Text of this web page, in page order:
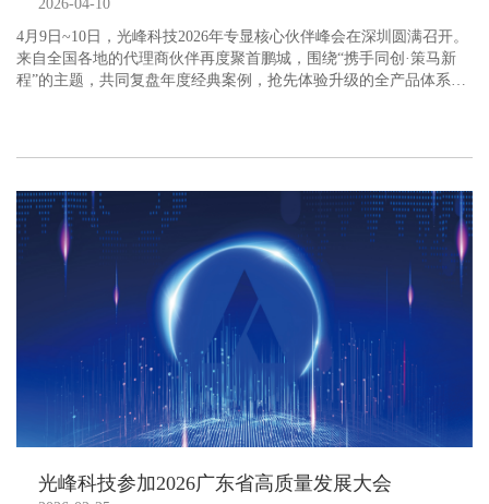
2026-04-10
4月9日~10日，光峰科技2026年专显核心伙伴峰会在深圳圆满召开。
来自全国各地的代理商伙伴再度聚首鹏城，围绕“携手同创·策马新
程”的主题，共同复盘年度经典案例，抢先体验升级的全产品体系，
光峰科技参加2026广东省高质量发展大会